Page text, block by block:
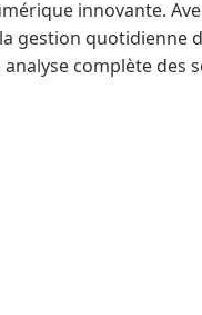
innovante.
gestion quotidienne
complète des